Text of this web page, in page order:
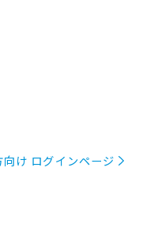
け ログインページ